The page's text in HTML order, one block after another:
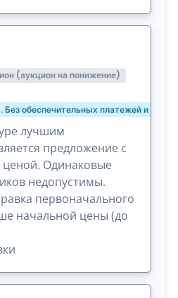
(аукцион на понижение)
Без обеспечительных платежей и
лучшим
предложение с
ценой. Одинаковые
недопустимы.
первоначального
начальной цены (до